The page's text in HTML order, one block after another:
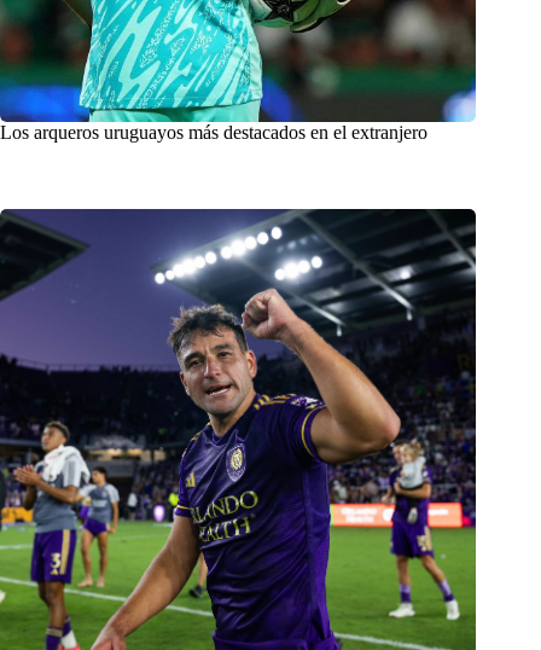
Los arqueros uruguayos más destacados en el extranjero